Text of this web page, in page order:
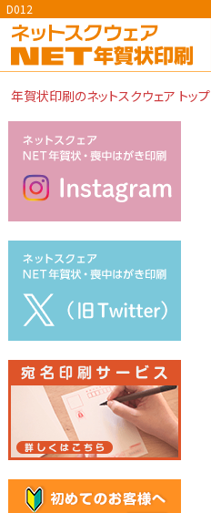
D012
年賀状印刷のネットスクウェア トップ